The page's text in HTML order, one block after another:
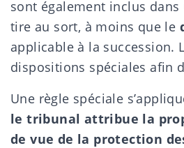
sont également inclus
tire au sort, à moins que le
applicable à la succession.
dispositions spéciales afin
Une règle spéciale
le tribunal attribue la
de vue de la protection